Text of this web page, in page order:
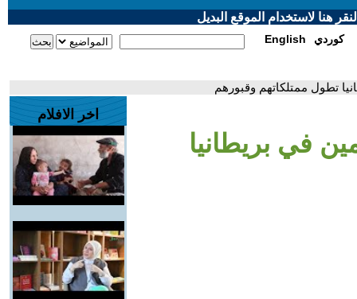
هنا لاستخدام الموقع البديل
English كوردي
تطول ممتلكاتهم وقبورهم
في بريطانيا
اخر الافلام